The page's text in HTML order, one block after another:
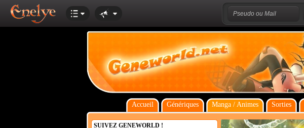
Accueil Génériques Manga / Animes Sorties
SUIVEZ GENEWORLD !